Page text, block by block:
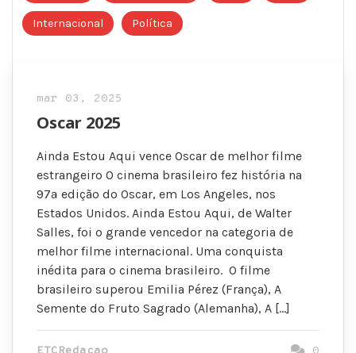
Internacional Política
mar 03, 2025
Oscar 2025
Ainda Estou Aqui vence Oscar de melhor filme
estrangeiro O cinema brasileiro fez história na
97ª edição do Oscar, em Los Angeles, nos
Estados Unidos. Ainda Estou Aqui, de Walter
Salles, foi o grande vencedor na categoria de
melhor filme internacional. Uma conquista
inédita para o cinema brasileiro. O filme
brasileiro superou Emilia Pérez (França), A
Semente do Fruto Sagrado (Alemanha), A […]